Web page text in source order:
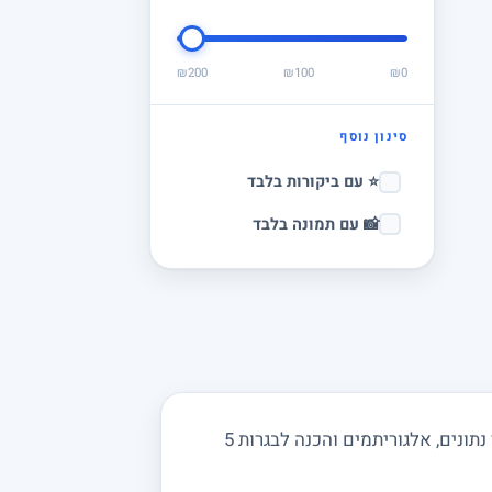
₪0
₪100
₪200
סינון נוסף
⭐ עם ביקורות בלבד
📸 עם תמונה בלבד
מחפשים מורה פרטי למדעי המחשב בנווה אבות ובסביבה? מורים באתר מלמדים תכנות בפייתון וגאווה, מבני נתונים, אלגוריתמים והכנה לבגרות 5